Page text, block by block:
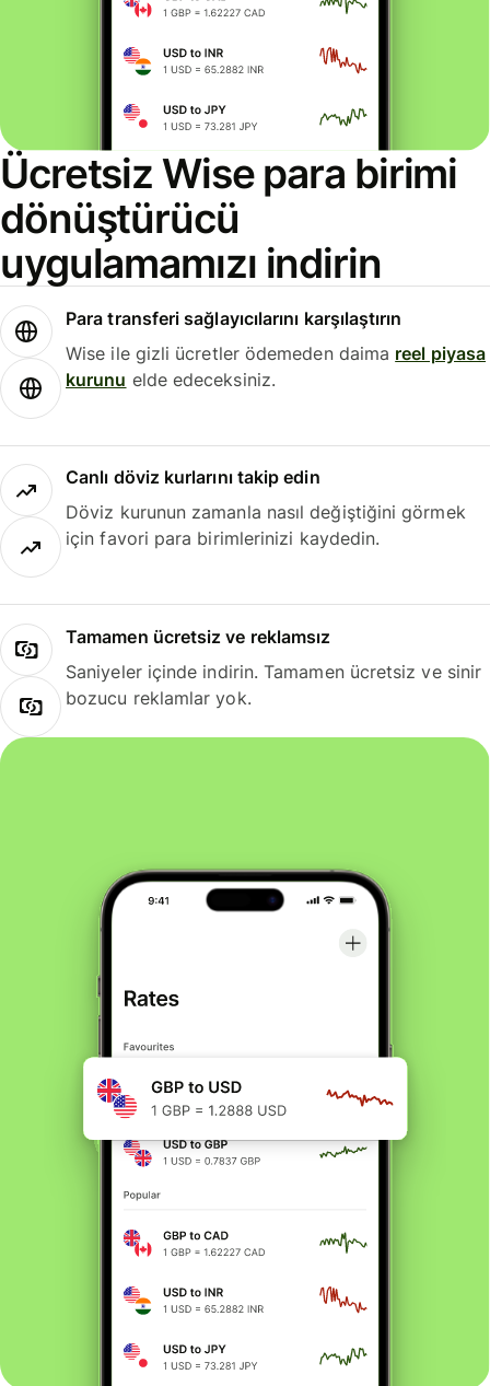
Ücretsiz Wise para birimi
dönüştürücü
uygulamamızı indirin
Para transferi sağlayıcılarını karşılaştırın
Wise ile gizli ücretler ödemeden daima reel piyasa
kurunu elde edeceksiniz.
Canlı döviz kurlarını takip edin
Döviz kurunun zamanla nasıl değiştiğini görmek
için favori para birimlerinizi kaydedin.
Tamamen ücretsiz ve reklamsız
Saniyeler içinde indirin. Tamamen ücretsiz ve sinir
bozucu reklamlar yok.